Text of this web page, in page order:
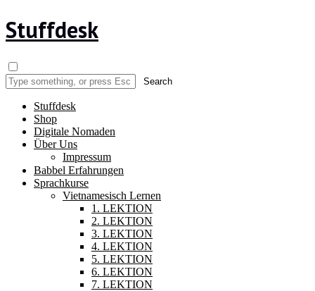
Stuffdesk
Stuffdesk
Shop
Digitale Nomaden
Über Uns
Impressum
Babbel Erfahrungen
Sprachkurse
Vietnamesisch Lernen
1. LEKTION
2. LEKTION
3. LEKTION
4. LEKTION
5. LEKTION
6. LEKTION
7. LEKTION